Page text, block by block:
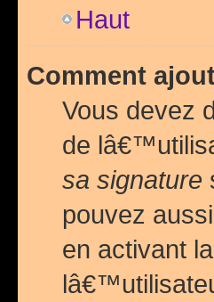
Haut
Comment
Vous devez
de
sa signature
pouvez
en activant